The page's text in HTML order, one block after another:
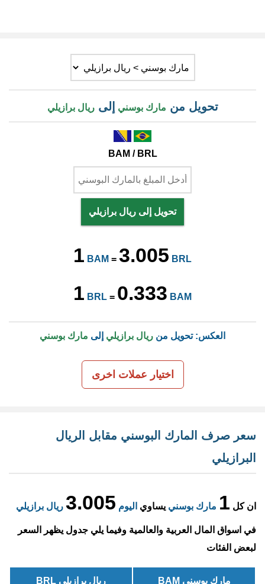
تحويل من مارك بوسني إلىريال برازيلي
BAM / BRL
تحويل إلى ريال برازيلي
1 BAM = 3.005 BRL
1 BRL = 0.333 BAM
العكس: تحويل من ريال برازيلي إلى مارك بوسني
اختيار عملات اخرى
سعر صرف المارك البوسني مقابل الريال
البرازيلي
ان كل 1 مارك بوسني يساوي اليوم 3.005 ريال برازيلي
في اسواق المال العربية والعالمية وفيما يلي جدول يظهر السعر
لبعض الفئات
مارك بوسني BAM ريال برازيلي BRL